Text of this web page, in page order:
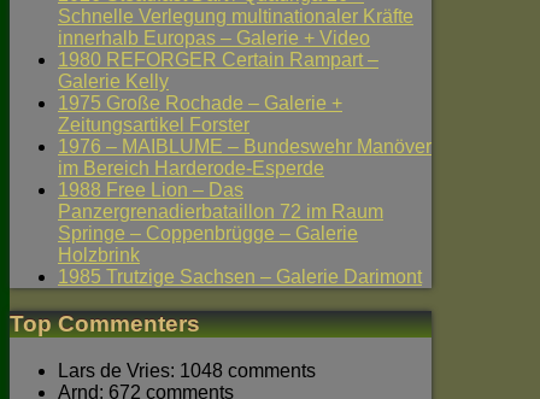
Schnelle Verlegung multinationaler Kräfte
innerhalb Europas – Galerie + Video
1980 REFORGER Certain Rampart –
Galerie Kelly
1975 Große Rochade – Galerie +
Zeitungsartikel Forster
1976 – MAIBLUME – Bundeswehr Manöver
im Bereich Harderode-Esperde
1988 Free Lion – Das
Panzergrenadierbataillon 72 im Raum
Springe – Coppenbrügge – Galerie
Holzbrink
1985 Trutzige Sachsen – Galerie Darimont
Top Commenters
Lars de Vries: 1048 comments
Arnd: 672 comments